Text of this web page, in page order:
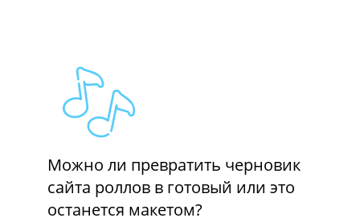
Можно ли превратить черновик
сайта роллов в готовый или это
останется макетом?